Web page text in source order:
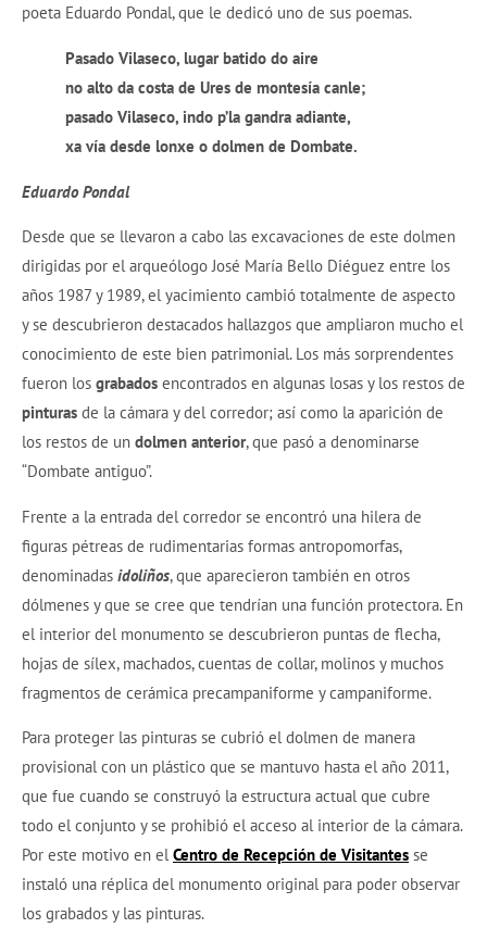
poeta Eduardo Pondal, que le dedicó uno de sus poemas.
Pasado Vilaseco, lugar batido do aire
no alto da costa de Ures de montesía canle;
pasado Vilaseco, indo p’la gandra adiante,
xa vía desde lonxe o dolmen de Dombate.
Eduardo Pondal
Desde que se llevaron a cabo las excavaciones de este dolmen
dirigidas por el arqueólogo José María Bello Diéguez entre los
años 1987 y 1989, el yacimiento cambió totalmente de aspecto
y se descubrieron destacados hallazgos que ampliaron mucho el
conocimiento de este bien patrimonial. Los más sorprendentes
fueron los grabados encontrados en algunas losas y los restos de
pinturas de la cámara y del corredor; así como la aparición de
los restos de un dolmen anterior, que pasó a denominarse
“Dombate antiguo”.
Frente a la entrada del corredor se encontró una hilera de
figuras pétreas de rudimentarias formas antropomorfas,
denominadas idoliños, que aparecieron también en otros
dólmenes y que se cree que tendrían una función protectora. En
el interior del monumento se descubrieron puntas de flecha,
hojas de sílex, machados, cuentas de collar, molinos y muchos
fragmentos de cerámica precampaniforme y campaniforme.
Para proteger las pinturas se cubrió el dolmen de manera
provisional con un plástico que se mantuvo hasta el año 2011,
que fue cuando se construyó la estructura actual que cubre
todo el conjunto y se prohibió el acceso al interior de la cámara.
Por este motivo en elCentro de Recepción de Visitantes se
instaló una réplica del monumento original para poder observar
los grabados y las pinturas.